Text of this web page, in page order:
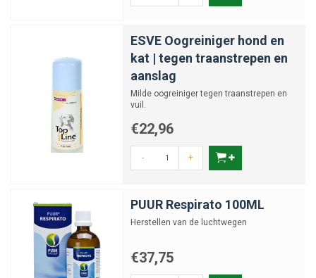
ESVE Oogreiniger hond en
kat | tegen traanstrepen en
aanslag
Milde oogreiniger tegen traanstrepen en
vuil.
€22,96
- +
PUUR Respirato 100ML
Herstellen van de luchtwegen
€37,75